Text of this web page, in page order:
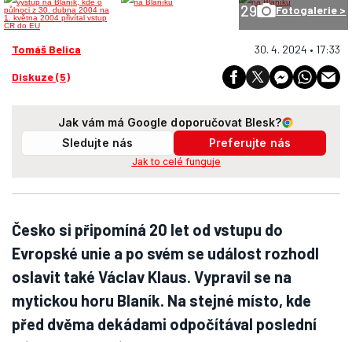
29 Fotogalerie >
Tomáš Belica 30. 4. 2024 • 17:33
Diskuze (5)
Jak vám má Google doporučovat Blesk?
Sledujte nás
Preferujte nás
Jak to celé funguje
Česko si připomíná 20 let od vstupu do
Evropské unie a po svém se událost rozhodl
oslavit také Václav Klaus. Vypravil se na
mytickou horu Blaník. Na stejné místo, kde
před dvěma dekádami odpočítával poslední